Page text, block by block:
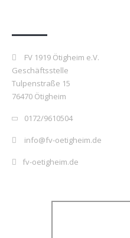
FV 1919 Ötigheim e.V.
Geschäftsstelle
Tulpenstraße 15
76470 Ötigheim
0172/9610504
info@fv-oetigheim.de
fv-oetigheim.de